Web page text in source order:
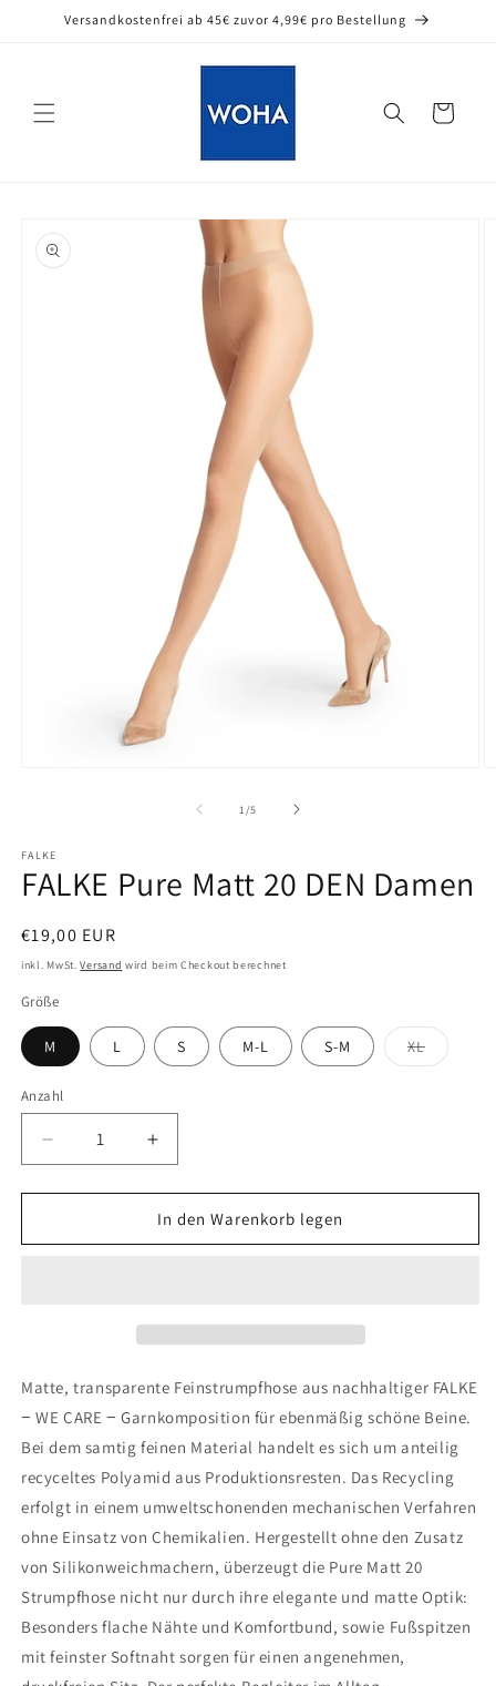
Versandkostenfrei ab 45€ zuvor 4,99€ pro Bestellung
Warenkorb
1/von
5
FALKE
FALKE Pure Matt 20 DEN Damen
Normaler
Preis
€19,00 EUR
inkl. MwSt.Versand wird beim Checkout berechnet
Größe
M L S M-L S-M XLVariante
Anzahl
Verringere
die
Menge
FALKE
Erhöhe
die
Menge
für
FALKE
In den Warenkorb legen
Matte, transparente Feinstrumpfhose aus nachhaltiger FALKE
− WE CARE − Garnkomposition für ebenmäßig schöne Beine.
Bei dem samtig feinen Material handelt es sich um anteilig
recyceltes Polyamid aus Produktionsresten. Das Recycling
erfolgt in einem umweltschonenden mechanischen Verfahren
ohne Einsatz von Chemikalien. Hergestellt ohne den Zusatz
von Silikonweichmachern, überzeugt die Pure Matt 20
Strumpfhose nicht nur durch ihre elegante und matte Optik:
Besonders flache Nähte und Komfortbund, sowie Fußspitzen
mit feinster Softnaht sorgen für einen angenehmen,